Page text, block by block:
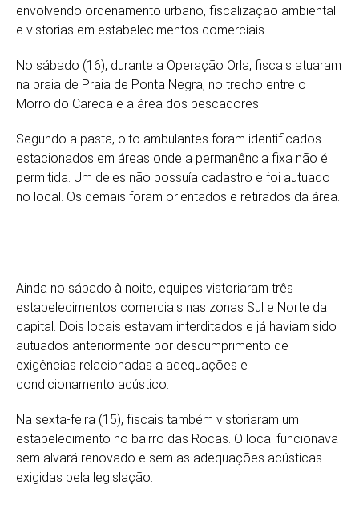
envolvendo ordenamento urbano, fiscalização ambiental
e vistorias em estabelecimentos comerciais.
No sábado (16), durante a Operação Orla, fiscais atuaram
na praia de Praia de Ponta Negra, no trecho entre o
Morro do Careca e a área dos pescadores.
Segundo a pasta, oito ambulantes foram identificados
estacionados em áreas onde a permanência fixa não é
permitida. Um deles não possuía cadastro e foi autuado
no local. Os demais foram orientados e retirados da área.
Ainda no sábado à noite, equipes vistoriaram três
estabelecimentos comerciais nas zonas Sul e Norte da
capital. Dois locais estavam interditados e já haviam sido
autuados anteriormente por descumprimento de
exigências relacionadas a adequações e
condicionamento acústico.
Na sexta-feira (15), fiscais também vistoriaram um
estabelecimento no bairro das Rocas. O local funcionava
sem alvará renovado e sem as adequações acústicas
exigidas pela legislação.